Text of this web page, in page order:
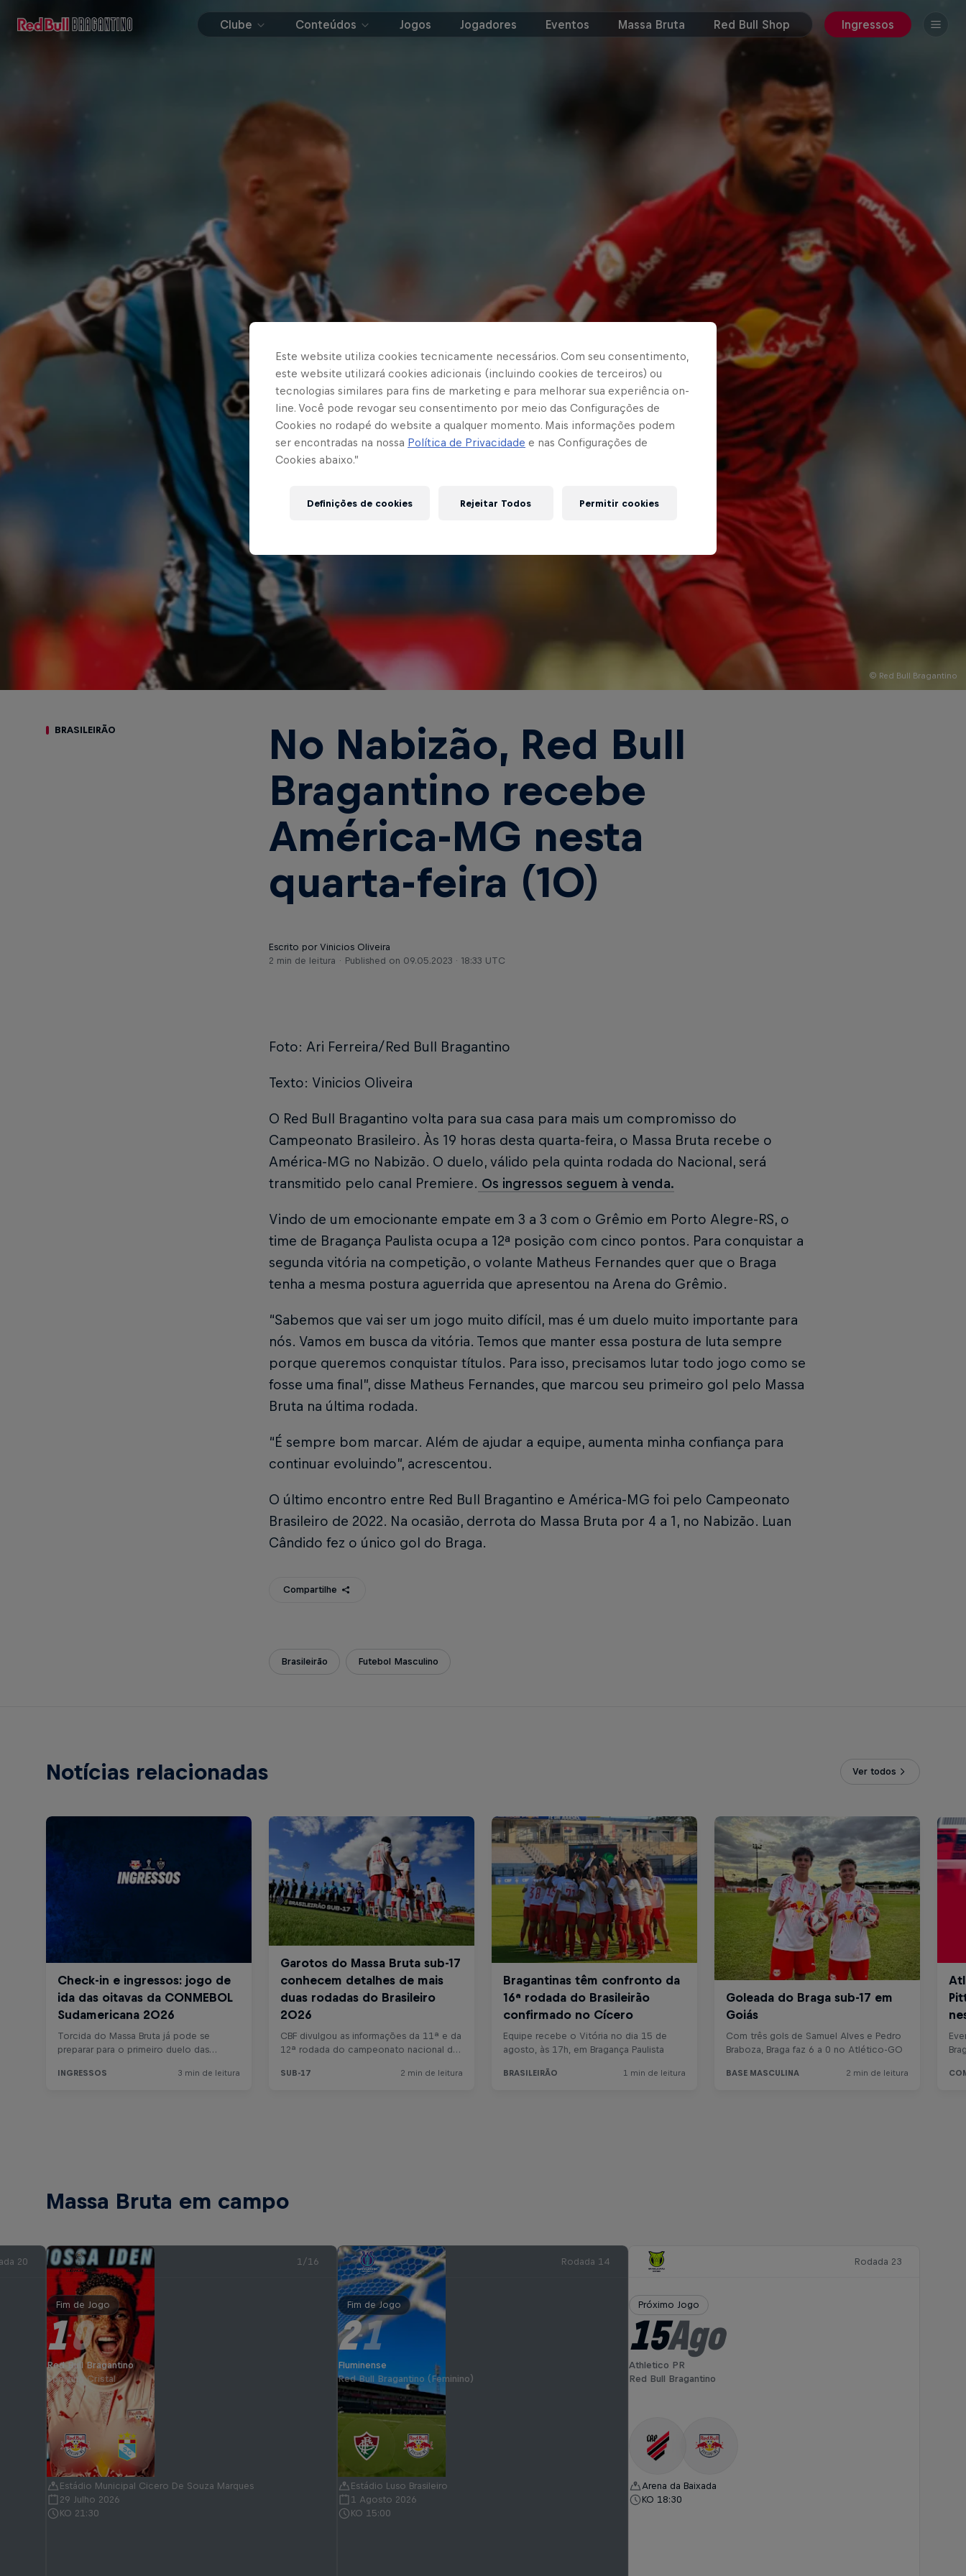
Clube Conteúdos Jogos Jogadores Eventos Massa Bruta Red Bull Shop Ingressos
© Red Bull Bragantino
BRASILEIRÃO
No Nabizão, Red Bull
Bragantino recebe
América-MG nesta
quarta-feira (10)
Escrito por Vinicios Oliveira
2 min de leitura
Published on 09.05.2023 · 18:33 UTC
Foto: Ari Ferreira/Red Bull Bragantino
Texto: Vinicios Oliveira
O Red Bull Bragantino volta para sua casa para mais um compromisso do
Campeonato Brasileiro. Às 19 horas desta quarta-feira, o Massa Bruta recebe o
América-MG no Nabizão. O duelo, válido pela quinta rodada do Nacional, será
transmitido pelo canal Premiere. Os ingressos seguem à venda.
Vindo de um emocionante empate em 3 a 3 com o Grêmio em Porto Alegre-RS, o
time de Bragança Paulista ocupa a 12ª posição com cinco pontos. Para conquistar a
segunda vitória na competição, o volante Matheus Fernandes quer que o Braga
tenha a mesma postura aguerrida que apresentou na Arena do Grêmio.
“Sabemos que vai ser um jogo muito difícil, mas é um duelo muito importante para
nós. Vamos em busca da vitória. Temos que manter essa postura de luta sempre
porque queremos conquistar títulos. Para isso, precisamos lutar todo jogo como se
fosse uma final”, disse Matheus Fernandes, que marcou seu primeiro gol pelo Massa
Bruta na última rodada.
“É sempre bom marcar. Além de ajudar a equipe, aumenta minha confiança para
continuar evoluindo”, acrescentou.
O último encontro entre Red Bull Bragantino e América-MG foi pelo Campeonato
Brasileiro de 2022. Na ocasião, derrota do Massa Bruta por 4 a 1, no Nabizão. Luan
Cândido fez o único gol do Braga.
Compartilhe
Brasileirão Futebol Masculino
Notícias relacionadas Ver todos
Massa Bruta em campo
20 1/16
Fim de Jogo
1-0
Red Bull Bragantino
Sporting Cristal
Estádio Municipal Cicero De Souza Marques
29 Julho 2026
KO 21:30
Rodada 14
Fim de Jogo
2-1
Fluminense
Red Bull Bragantino (Feminino)
Estádio Luso Brasileiro
1 Agosto 2026
KO 15:00
Rodada 23
Próximo Jogo
15Ago
Athletico PR
Red Bull Bragantino
Arena da Baixada
KO 18:30
Este website utiliza cookies tecnicamente necessários. Com seu consentimento,
este website utilizará cookies adicionais (incluindo cookies de terceiros) ou
tecnologias similares para fins de marketing e para melhorar sua experiência on-
line. Você pode revogar seu consentimento por meio das Configurações de
Cookies no rodapé do website a qualquer momento. Mais informações podem
ser encontradas na nossa Política de Privacidade e nas Configurações de
Cookies abaixo.”
Definições de cookies Rejeitar Todos Permitir cookies